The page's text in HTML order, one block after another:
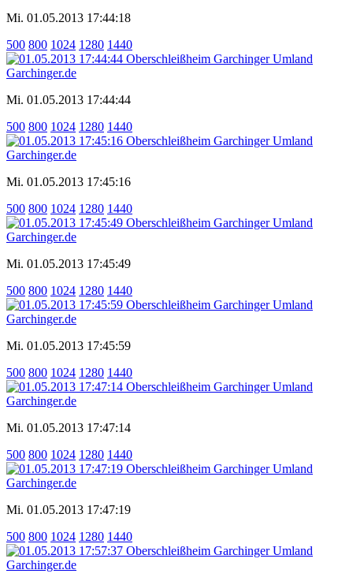
Mi. 01.05.2013 17:44:18
500 800 1024 1280 1440
Mi. 01.05.2013 17:44:44
500 800 1024 1280 1440
Mi. 01.05.2013 17:45:16
500 800 1024 1280 1440
Mi. 01.05.2013 17:45:49
500 800 1024 1280 1440
Mi. 01.05.2013 17:45:59
500 800 1024 1280 1440
Mi. 01.05.2013 17:47:14
500 800 1024 1280 1440
Mi. 01.05.2013 17:47:19
500 800 1024 1280 1440